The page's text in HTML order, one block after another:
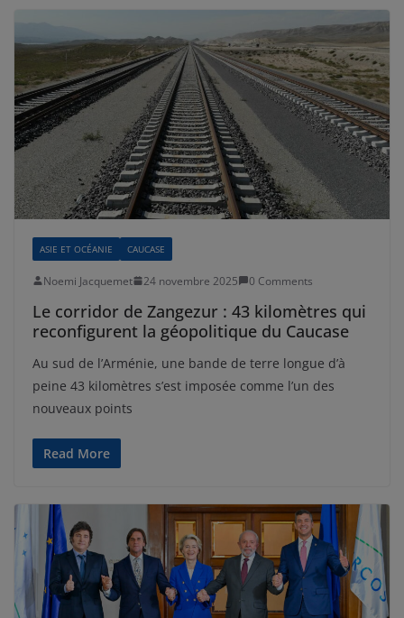
ASIE ET OCÉANIE CAUCASE
Noemi Jacquemet 24 novembre 2025 0 Comments
Le corridor de Zangezur : 43 kilomètres qui
reconfigurent la géopolitique du Caucase
Au sud de l’Arménie, une bande de terre longue d’à
peine 43 kilomètres s’est imposée comme l’un des
nouveaux points
Read More